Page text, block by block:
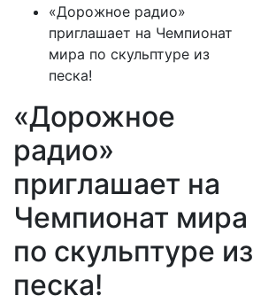
«Дорожное радио»
приглашает на Чемпионат
мира по скульптуре из
песка!
«Дорожное
радио»
приглашает на
Чемпионат мира
по скульптуре из
песка!